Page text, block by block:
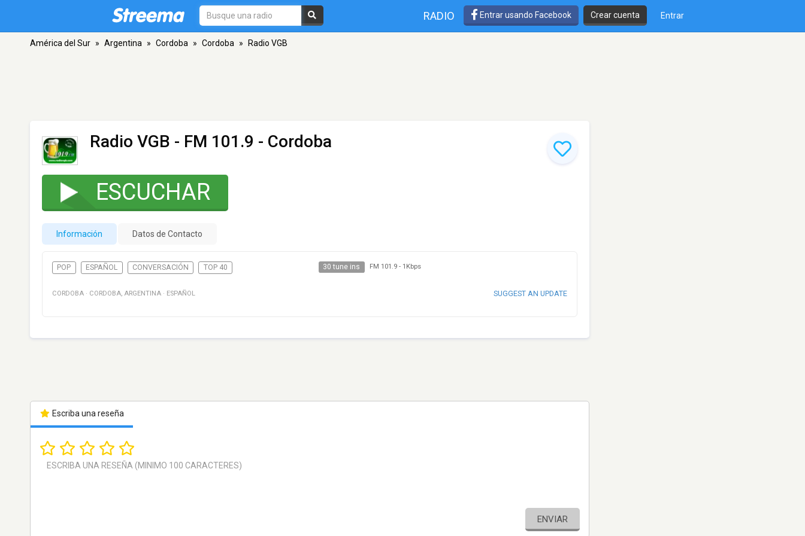
RADIO Entrar usando Facebook Crear cuenta Entrar
América del Sur » Argentina » Cordoba » Cordoba » Radio VGB
Radio VGB - FM 101.9 - Cordoba
ESCUCHAR
Información Datos de Contacto
POP ESPAÑOL CONVERSACIÓN TOP 40 30 tune ins FM 101.9- 1Kbps
CORDOBA · CORDOBA ARGENTINA · ESPAÑOL SUGGEST AN UPDATE
Escriba una reseña
ENVIAR